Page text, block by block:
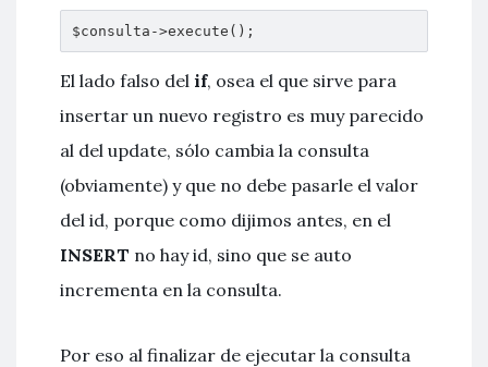
$consulta->execute();
El lado falso del if, osea el que sirve para
insertar un nuevo registro es muy parecido
al del update, sólo cambia la consulta
(obviamente) y que no debe pasarle el valor
del id, porque como dijimos antes, en el
INSERT no hay id, sino que se auto
incrementa en la consulta.
Por eso al finalizar de ejecutar la consulta